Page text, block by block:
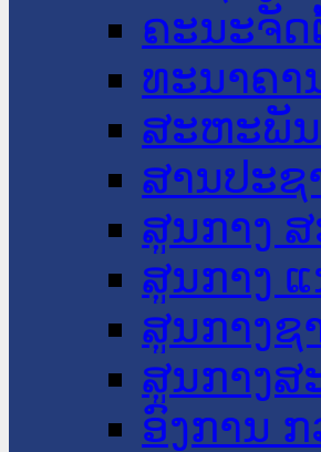
ຄະນະຈັດ
ທະນາຄາ
ສະຫະພັນ
ສານປະຊ
ສູນກາງ
ສູນກາງ
ສູນກາງ
ສູນກາງສ
ອົງການ